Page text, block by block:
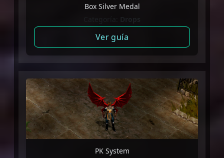
Box Silver Medal
Ver guía
PK System